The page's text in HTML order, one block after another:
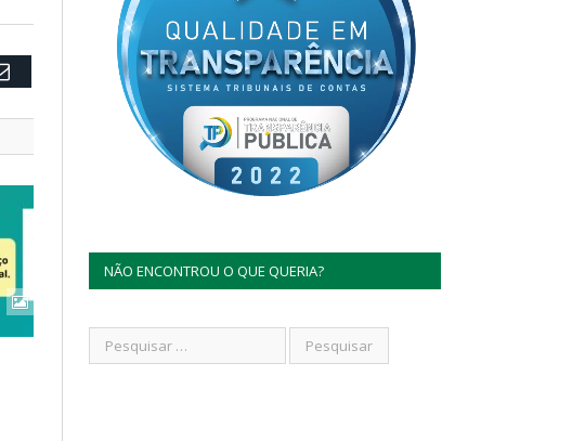
Email
NÃO ENCONTROU O QUE QUERIA?